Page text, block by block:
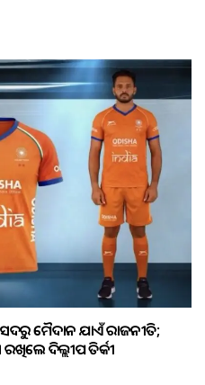
ମୈଦାନ ଯାଏଁ ରାଜନୀତି;
ରଖିଲେ ଦିଲ୍ଲୀପ ତିର୍କୀ